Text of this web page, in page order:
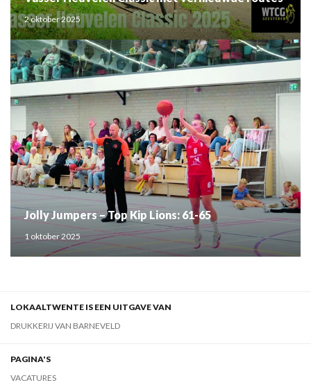
2 oktober 2025
Jolly Jumpers – Top Kip Lions: 61-65
1 oktober 2025
LOKAALTWENTE IS EEN UITGAVE VAN
DRUKKERIJ VAN BARNEVELD
PAGINA'S
VACATURES